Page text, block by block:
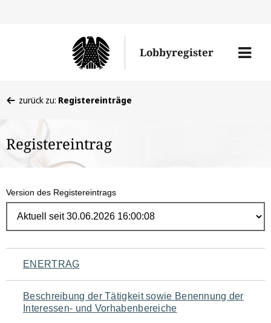
Lobbyregister
Menü
befinden
hier:
zurück zu: Registereinträge
Registereintrag
Version des Registereintrags
Navigation
für
den
ENERTRAG
Beschreibung der Tätigkeit sowie Benennung der
Interessen- und Vorhabenbereiche